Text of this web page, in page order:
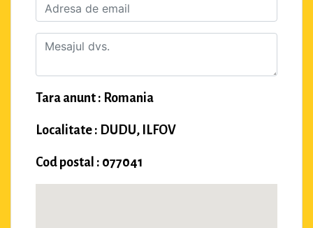
Tara anunt : Romania
Localitate : DUDU, ILFOV
Cod postal : 077041